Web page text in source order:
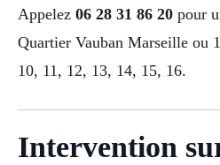
Appelez 06 28 31 86 20 pour
Quartier Vauban Marseille ou
10, 11, 12, 13, 14, 15, 16.
Intervention